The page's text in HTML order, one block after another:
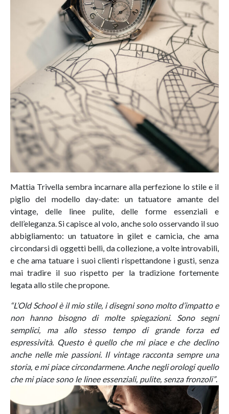
Mattia Trivella sembra incarnare alla perfezione lo stile e il
piglio del modello day-date: un tatuatore amante del
vintage, delle linee pulite, delle forme essenziali e
dell’eleganza. Si capisce al volo, anche solo osservando il suo
abbigliamento: un tatuatore in gilet e camicia, che ama
circondarsi di oggetti belli, da collezione, a volte introvabili,
e che ama tatuare i suoi clienti rispettandone i gusti, senza
mai tradire il suo rispetto per la tradizione fortemente
legata allo stile che propone.
“L’Old School è il mio stile, i disegni sono molto d’impatto e
non hanno bisogno di molte spiegazioni. Sono segni
semplici, ma allo stesso tempo di grande forza ed
espressività. Questo è quello che mi piace e che declino
anche nelle mie passioni. Il vintage racconta sempre una
storia, e mi piace circondarmene. Anche negli orologi quello
che mi piace sono le linee essenziali, pulite, senza fronzoli”.